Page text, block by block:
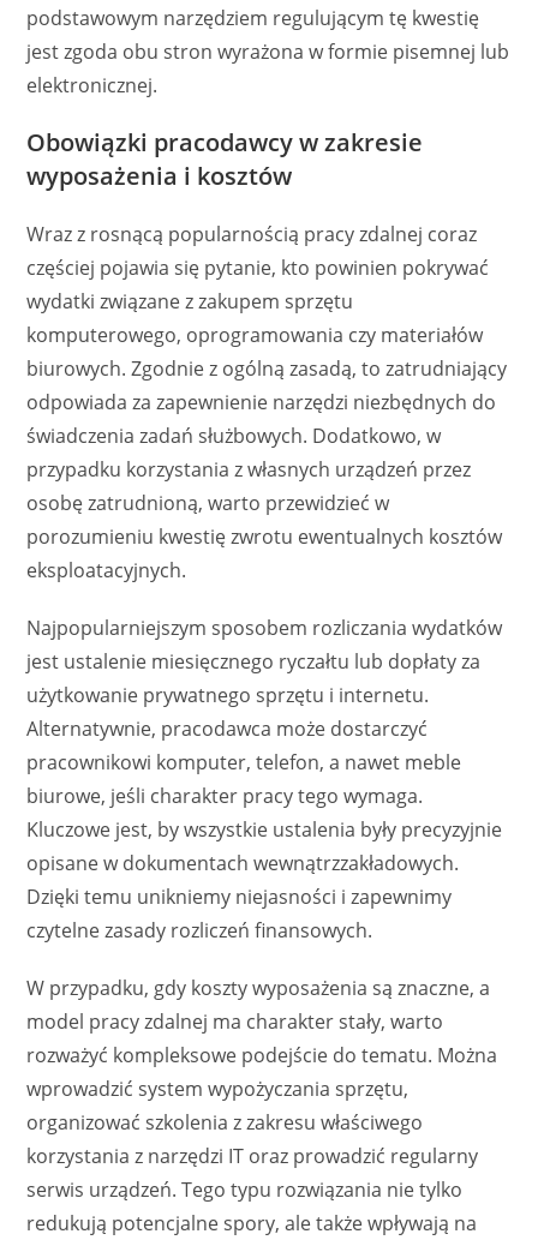
podstawowym narzędziem regulującym tę kwestię
jest zgoda obu stron wyrażona w formie pisemnej lub
elektronicznej.
Obowiązki pracodawcy w zakresie
wyposażenia i kosztów
Wraz z rosnącą popularnością pracy zdalnej coraz
częściej pojawia się pytanie, kto powinien pokrywać
wydatki związane z zakupem sprzętu
komputerowego, oprogramowania czy materiałów
biurowych. Zgodnie z ogólną zasadą, to zatrudniający
odpowiada za zapewnienie narzędzi niezbędnych do
świadczenia zadań służbowych. Dodatkowo, w
przypadku korzystania z własnych urządzeń przez
osobę zatrudnioną, warto przewidzieć w
porozumieniu kwestię zwrotu ewentualnych kosztów
eksploatacyjnych.
Najpopularniejszym sposobem rozliczania wydatków
jest ustalenie miesięcznego ryczałtu lub dopłaty za
użytkowanie prywatnego sprzętu i internetu.
Alternatywnie, pracodawca może dostarczyć
pracownikowi komputer, telefon, a nawet meble
biurowe, jeśli charakter pracy tego wymaga.
Kluczowe jest, by wszystkie ustalenia były precyzyjnie
opisane w dokumentach wewnątrzzakładowych.
Dzięki temu unikniemy niejasności i zapewnimy
czytelne zasady rozliczeń finansowych.
W przypadku, gdy koszty wyposażenia są znaczne, a
model pracy zdalnej ma charakter stały, warto
rozważyć kompleksowe podejście do tematu. Można
wprowadzić system wypożyczania sprzętu,
organizować szkolenia z zakresu właściwego
korzystania z narzędzi IT oraz prowadzić regularny
serwis urządzeń. Tego typu rozwiązania nie tylko
redukują potencjalne spory, ale także wpływają na